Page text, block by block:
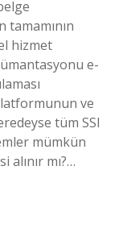
tamamının
hizmet
e-
ve
tüm SSI
mümkün
alınır mı?…